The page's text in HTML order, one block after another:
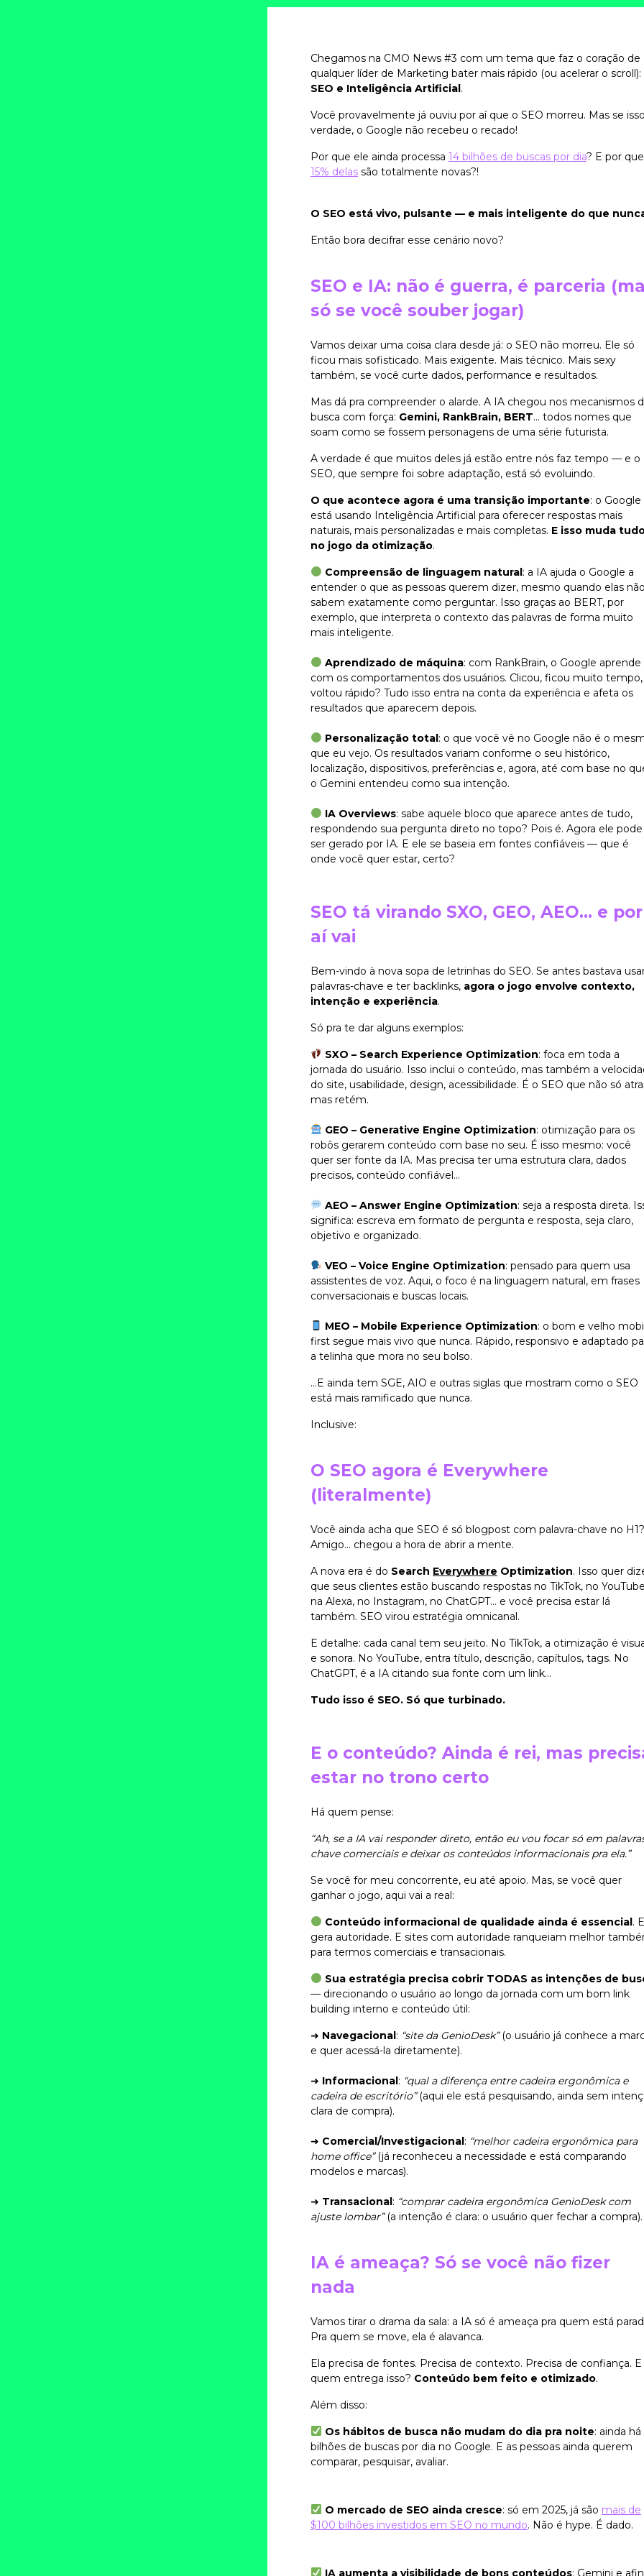
Chegamos na CMO News #3 com um tema que faz o coração de
qualquer líder de Marketing bater mais rápido (ou acelerar o scroll):
SEO e Inteligência Artificial.
Você provavelmente já ouviu por aí que o SEO morreu. Mas se
verdade, o Google não recebeu o recado!
Por que ele ainda processa 14 bilhões de buscas por dia? E por que
15% delas são totalmente novas?!
O SEO está vivo, pulsante — e mais inteligente do que
Então bora decifrar esse cenário novo?
SEO e IA: não é guerra, é parceria
só se você souber jogar)
Vamos deixar uma coisa clara desde já: o SEO não morreu. Ele só
ficou mais sofisticado. Mais exigente. Mais técnico. Mais sexy
também, se você curte dados, performance e resultados.
Mas dá pra compreender o alarde. A IA chegou nos mecanismos
busca com força: Gemini, RankBrain, BERT... todos nomes que
soam como se fossem personagens de uma série futurista.
A verdade é que muitos deles já estão entre nós faz tempo — e o
SEO, que sempre foi sobre adaptação, está só evoluindo.
O que acontece agora é uma transição importante: o Google
está usando Inteligência Artificial para oferecer respostas mais
naturais, mais personalizadas e mais completas. E isso muda
no jogo da otimização.
Compreensão de linguagem natural: a IA ajuda o Google a
entender o que as pessoas querem dizer, mesmo quando elas
sabem exatamente como perguntar. Isso graças ao BERT, por
exemplo, que interpreta o contexto das palavras de forma muito
mais inteligente.
Aprendizado de máquina: com RankBrain, o Google aprende
com os comportamentos dos usuários. Clicou, ficou muito tempo,
voltou rápido? Tudo isso entra na conta da experiência e afeta os
resultados que aparecem depois.
Personalização total: o que você vê no Google não é o
que eu vejo. Os resultados variam conforme o seu histórico,
localização, dispositivos, preferências e, agora, até com base no
o Gemini entendeu como sua intenção.
IA Overviews: sabe aquele bloco que aparece antes de tudo,
respondendo sua pergunta direto no topo? Pois é. Agora ele pode
ser gerado por IA. E ele se baseia em fontes confiáveis — que é
onde você quer estar, certo?
SEO tá virando SXO, GEO, AEO… e por
aí vai
Bem-vindo à nova sopa de letrinhas do SEO. Se antes bastava
palavras-chave e ter backlinks, agora o jogo envolve contexto,
intenção e experiência.
Só pra te dar alguns exemplos:
SXO – Search Experience Optimization: foca em toda a
jornada do usuário. Isso inclui o conteúdo, mas também a
do site, usabilidade, design, acessibilidade. É o SEO que não só
mas retém.
GEO – Generative Engine Optimization: otimização para os
robôs gerarem conteúdo com base no seu. É isso mesmo: você
quer ser fonte da IA. Mas precisa ter uma estrutura clara, dados
precisos, conteúdo confiável…
AEO – Answer Engine Optimization: seja a resposta direta.
significa: escreva em formato de pergunta e resposta, seja claro,
objetivo e organizado.
VEO – Voice Engine Optimization: pensado para quem usa
assistentes de voz. Aqui, o foco é na linguagem natural, em frases
conversacionais e buscas locais.
MEO – Mobile Experience Optimization: o bom e velho
first segue mais vivo que nunca. Rápido, responsivo e adaptado
a telinha que mora no seu bolso.
...E ainda tem SGE, AIO e outras siglas que mostram como o SEO
está mais ramificado que nunca.
Inclusive:
O SEO agora é Everywhere
(literalmente)
Você ainda acha que SEO é só blogpost com palavra-chave no H1?
Amigo… chegou a hora de abrir a mente.
A nova era é do Search Everywhere Optimization. Isso quer
que seus clientes estão buscando respostas no TikTok, no
na Alexa, no Instagram, no ChatGPT… e você precisa estar lá
também. SEO virou estratégia omnicanal.
E detalhe: cada canal tem seu jeito. No TikTok, a otimização é
e sonora. No YouTube, entra título, descrição, capítulos, tags. No
ChatGPT, é a IA citando sua fonte com um link…
Tudo isso é SEO. Só que turbinado.
E o conteúdo? Ainda é rei, mas
estar no trono certo
Há quem pense:
“Ah, se a IA vai responder direto, então eu vou focar só em
chave comerciais e deixar os conteúdos informacionais pra ela.”
Se você for meu concorrente, eu até apoio. Mas, se você quer
ganhar o jogo, aqui vai a real:
Conteúdo informacional de qualidade ainda é essencial.
gera autoridade. E sites com autoridade ranqueiam melhor
para termos comerciais e transacionais.
Sua estratégia precisa cobrir TODAS as intenções de
— direcionando o usuário ao longo da jornada com um bom link
building interno e conteúdo útil:
➜ Navegacional: “site da GenioDesk”(o usuário já conhece a
e quer acessá-la diretamente).
➜ Informacional: “qual a diferença entre cadeira ergonômica e
cadeira de escritório”(aqui ele está pesquisando, ainda sem
clara de compra).
➜ Comercial/Investigacional: “melhor cadeira ergonômica para
home office”(já reconheceu a necessidade e está comparando
modelos e marcas).
➜ Transacional: “comprar cadeira ergonômica GenioDesk com
ajuste lombar”(a intenção é clara: o usuário quer fechar a compra).
IA é ameaça? Só se você não fizer
nada
Vamos tirar o drama da sala: a IA só é ameaça pra quem está
Pra quem se move, ela é alavanca.
Ela precisa de fontes. Precisa de contexto. Precisa de confiança. E
quem entrega isso? Conteúdo bem feito e otimizado.
Além disso:
Os hábitos de busca não mudam do dia pra noite: ainda há
bilhões de buscas por dia no Google. E as pessoas ainda querem
comparar, pesquisar, avaliar.
O mercado de SEO ainda cresce: só em 2025, já são mais de
$100 bilhões investidos em SEO no mundo. Não é hype. É dado.
IA aumenta a visibilidade de bons conteúdos: Gemini e